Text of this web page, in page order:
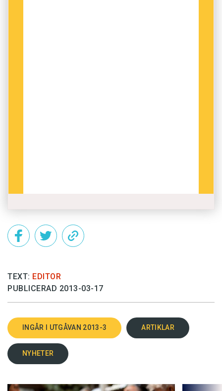
TEXT: EDITOR
PUBLICERAD 2013-03-17
INGÅR I UTGÅVAN 2013-3 ARTIKLAR
NYHETER